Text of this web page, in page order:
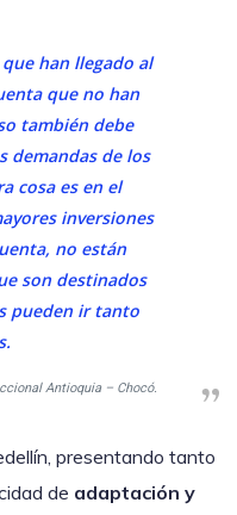
han llegado al
que no han
también debe
demandas de los
cosa es en el
inversiones
no están
son destinados
pueden ir tanto
Antioquia – Chocó.
presentando tanto
de adaptación y